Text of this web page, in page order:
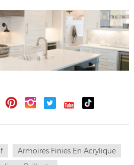
Armoires Finies En Acrylique